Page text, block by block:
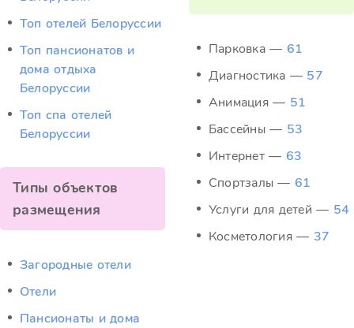
Топ отелей Белоруссии
Топ пансионатов и
дома отдыха
Белоруссии
Топ спа отелей
Белоруссии
Типы объектов
размещения
Загородные отели
Отели
Пансионаты и дома
Парковка — 61
Диагностика — 57
Анимация — 51
Бассейны — 53
Интернет — 63
Спортзалы — 61
Услуги для детей — 54
Косметология — 37